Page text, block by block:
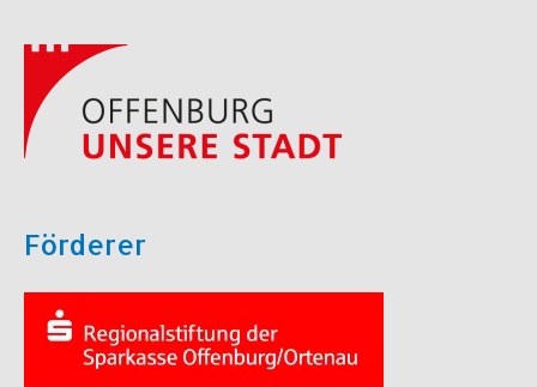
Förderer